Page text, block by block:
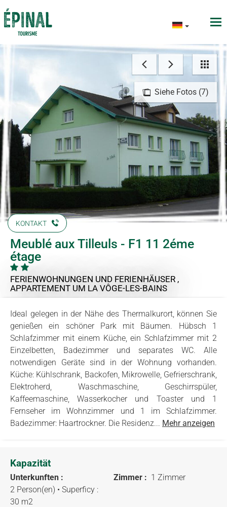
Siehe Fotos (7)
KONTAKT
Meublé aux Tilleuls - F1 11 2éme
étage
FERIENWOHNUNGEN UND FERIENHÄUSER ,
APPARTEMENT UM LA VÔGE-LES-BAINS
Ideal gelegen in der Nähe des Thermalkurort, können Sie
genießen ein schöner Park mit Bäumen. Hübsch 1
Schlafzimmer mit einem Küche, ein Schlafzimmer mit 2
Einzelbetten, Badezimmer und separates WC. Alle
notwendigen Geräte sind in der Wohnung vorhanden.
Küche: Kühlschrank, Backofen, Mikrowelle, Gefrierschrank,
Elektroherd, Waschmaschine, Geschirrspüler,
Kaffeemaschine, Wasserkocher und Toaster und 1
Fernseher im Wohnzimmer und 1 im Schlafzimmer.
Badezimmer: Haartrockner. Die Residenz... Mehr anzeigen
Kapazität
Unterkunften :
2 Person(en) • Superficy :
30 m2
Zimmer : 1 Zimmer